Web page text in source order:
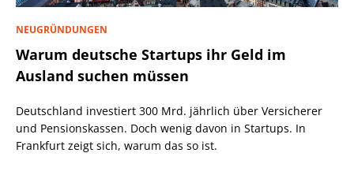
NEUGRÜNDUNGEN
Warum deutsche Startups ihr Geld im
Ausland suchen müssen
Deutschland investiert 300 Mrd. jährlich über Versicherer
und Pensionskassen. Doch wenig davon in Startups. In
Frankfurt zeigt sich, warum das so ist.